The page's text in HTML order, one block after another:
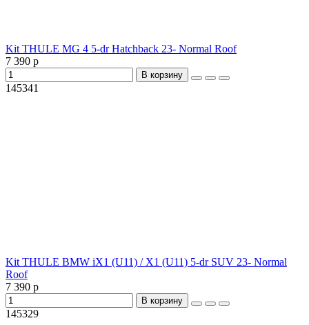
Kit THULE MG 4 5-dr Hatchback 23- Normal Roof
7 390 р
В корзину
145341
Kit THULE BMW iX1 (U11) / X1 (U11) 5-dr SUV 23- Normal
Roof
7 390 р
В корзину
145329